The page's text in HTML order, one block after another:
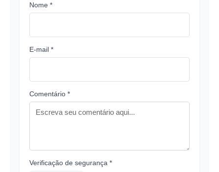
Nome *
E-mail *
Comentário *
Verificação de segurança *